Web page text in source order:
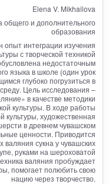
Elena V. Mikhailova
общего и дополнительного
образования
опыт интеграции изучения
с творческой техникой
недостаточным
языка в школе (один урок
глубоко погрузиться в
Цель исследования –
в качестве методики
культуры. В ходе работы
культуры, художественная
в древнем чувашском
ценности. Приводится
валяния сукна у чувашских
руками на шероховатой
валяния пробуждает
помогает полюбить свою
нацию через творчество.